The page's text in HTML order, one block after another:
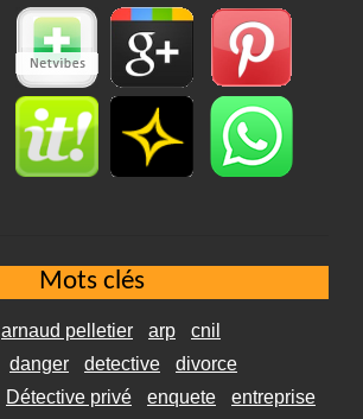
Mots clés
arnaud pelletier arp
cnil
danger detective
divorce
Détective privé enquete entreprise